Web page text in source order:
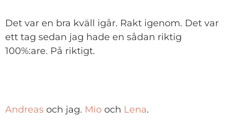
Det var en bra kväll igår. Rakt igenom. Det var
ett tag sedan jag hade en sådan riktig
100%:are. På riktigt.
Andreas och jag. Mio och Lena.